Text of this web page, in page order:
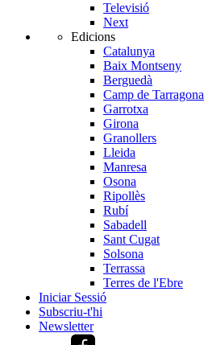
Televisió
Next
Edicions
Catalunya
Baix Montseny
Berguedà
Camp de Tarragona
Garrotxa
Girona
Granollers
Lleida
Manresa
Osona
Ripollès
Rubí
Sabadell
Sant Cugat
Solsona
Terrassa
Terres de l'Ebre
Iniciar Sessió
Subscriu-t'hi
Newsletter